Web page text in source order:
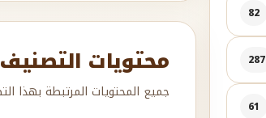
82
287
61
محتويات التصنيف
جميع المحتويات المرتبطة بهذا